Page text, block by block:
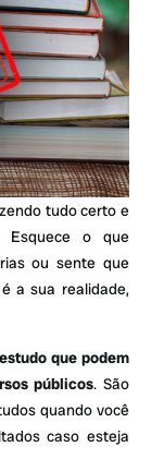
tudo certo e
Esquece o que
ou sente que
a sua realidade,
que podem
públicos. São
quando você
caso esteja